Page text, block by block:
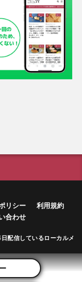
リシー
利用規約
合わせ
配信しているローカルメ